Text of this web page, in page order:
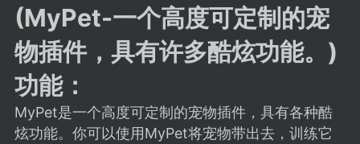
中文社区 SodaMC
教程 材质 社区
(MyPet-一个高度可定制的宠
物插件，具有许多酷炫功能。)
功能：
MyPet是一个高度可定制的宠物插件，具有各种酷
炫功能。你可以使用MyPet将宠物带出去，训练它